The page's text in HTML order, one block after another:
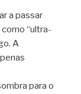
a passar
“ultra-
A
para o